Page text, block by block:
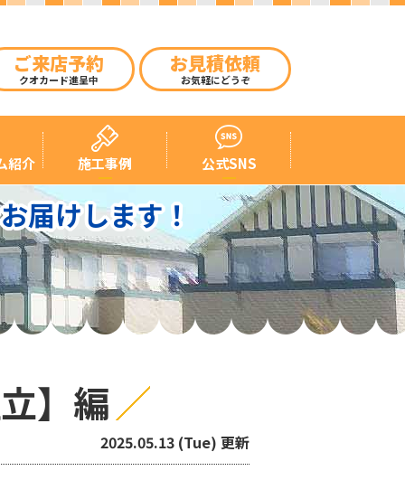
ご来店予約
クオカード進呈中
お見積依頼
お気軽にどうぞ
紹介 施工事例 公式SNS
届けします！
】編
2025.05.13 (Tue) 更新